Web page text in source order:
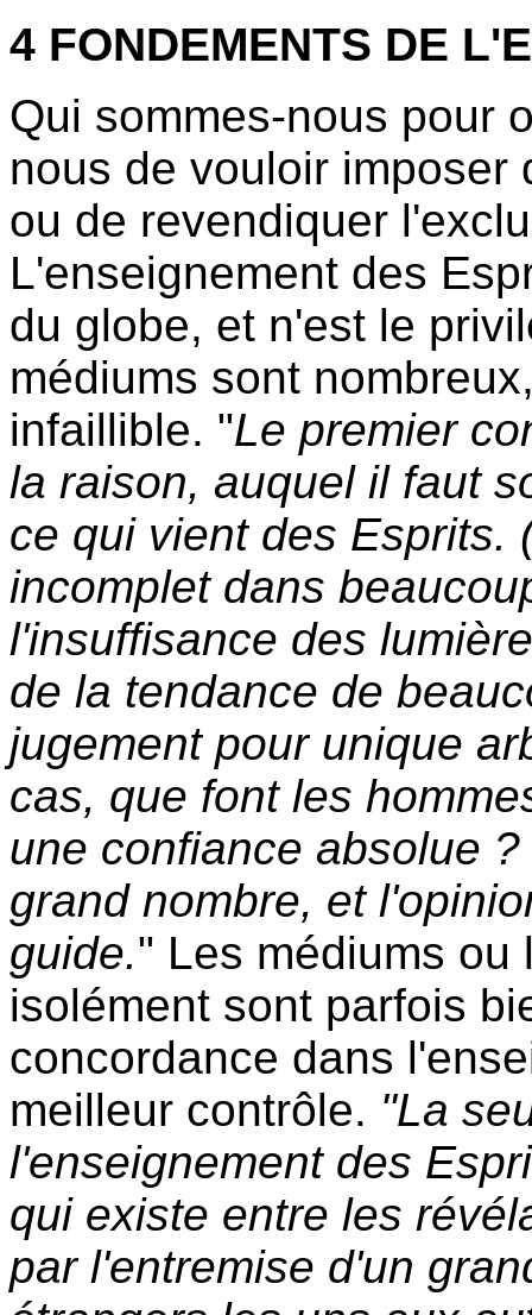
4 FONDEMENTS DE
Qui sommes-nous pour
nous de vouloir
ou de revendiquer
L'enseignement des
du globe, et n'est le
médiums sont
infaillible. "Le premier
la raison, auquel il faut
ce qui vient des Esprits.
incomplet dans
l'insuffisance des
de la tendance de
jugement pour unique
cas, que font les
une confiance absolue
grand nombre, et
guide." Les médiums ou
isolément sont parfois
concordance dans
meilleur contrôle. "La
l'enseignement des
qui existe entre les
par l'entremise d'un